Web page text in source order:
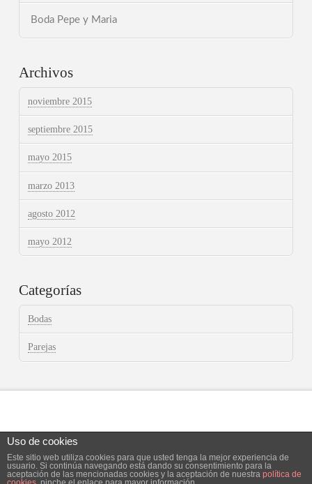
Boda Pepe y Maria
Archivos
noviembre 2015
septiembre 2015
mayo 2015
marzo 2013
agosto 2012
mayo 2012
Categorías
Bodas
Parejas
Facebook
X Instagram
Uso de cookies
Este sitio web utiliza cookies para que usted tenga la mejor experiencia de
usuario. Si continúa navegando está dando su consentimiento para la
aceptación de las mencionadas cookies y la aceptación de nuestra política de